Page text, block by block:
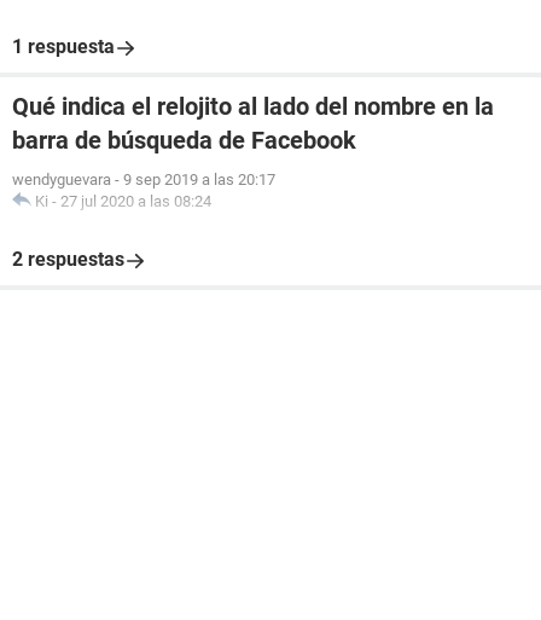
1 respuesta
Qué indica el relojito al lado del nombre en la
barra de búsqueda de Facebook
wendyguevara - 9 sep 2019 a las 20:17
Ki - 27 jul 2020 a las 08:24
2 respuestas